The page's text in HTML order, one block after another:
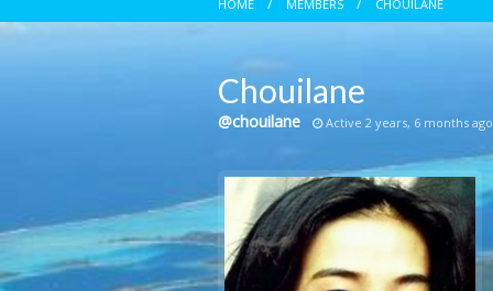
HOME MEMBERS CHOUILANE
Chouilane
@chouilane Active 2 years, 6 months ago